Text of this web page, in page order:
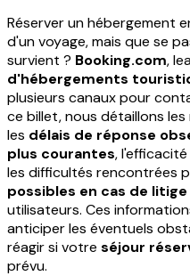
Réserver un hébergement
d'un voyage, mais que se
survient ? Booking.com,
d'hébergements
plusieurs canaux pour
ce billet, nous détaillons
les délais de réponse
plus courantes,
les difficultés rencontrées
possibles en cas de litige
utilisateurs. Ces
anticiper les éventuels
réagir si votre séjour
prévu.